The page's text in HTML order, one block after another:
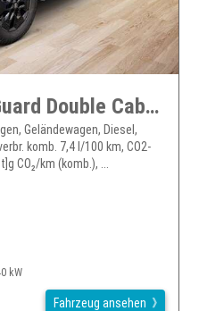
Nissan Navara N-Guard Double Cab 4x4
Geländewagen, Diesel,
komb. 7,4 l/100 km, CO2-
CO₂/km (komb.), ...
kW
Fahrzeug ansehen